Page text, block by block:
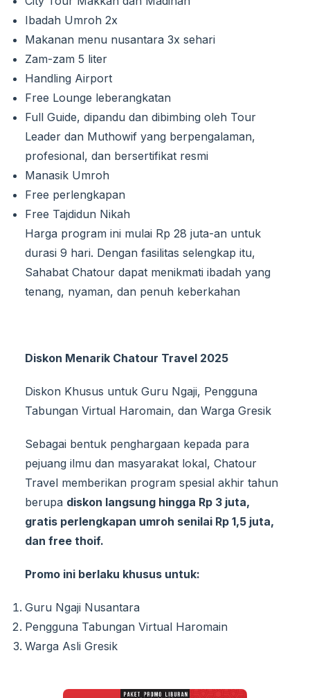
Ibadah Umroh 2x
Makanan menu nusantara 3x sehari
Zam-zam 5 liter
Handling Airport
Free Lounge leberangkatan
Full Guide, dipandu dan dibimbing oleh Tour
Leader dan Muthowif yang berpengalaman,
profesional, dan bersertifikat resmi
Manasik Umroh
Free perlengkapan
Free Tajdidun Nikah
Harga program ini mulai Rp 28 juta-an untuk
durasi 9 hari. Dengan fasilitas selengkap itu,
Sahabat Chatour dapat menikmati ibadah yang
tenang, nyaman, dan penuh keberkahan
Diskon Menarik Chatour Travel 2025
Diskon Khusus untuk Guru Ngaji, Pengguna
Tabungan Virtual Haromain, dan Warga Gresik
Sebagai bentuk penghargaan kepada para
pejuang ilmu dan masyarakat lokal, Chatour
Travel memberikan program spesial akhir tahun
berupa diskon langsung hingga Rp 3 juta,
gratis perlengkapan umroh senilai Rp 1,5 juta,
dan free thoif.
Promo ini berlaku khusus untuk:
Guru Ngaji Nusantara
Pengguna Tabungan Virtual Haromain
Warga Asli Gresik